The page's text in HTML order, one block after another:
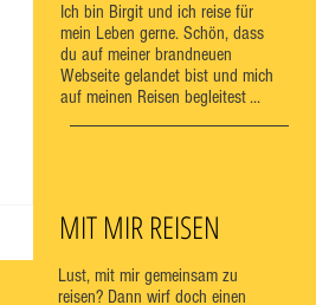
Ich bin Birgit und ich reise für
mein Leben gerne. Schön, dass
du auf meiner brandneuen
Webseite gelandet bist und mich
auf meinen Reisen begleitest ...
MIT MIR REISEN
Lust, mit mir gemeinsam zu
reisen? Dann wirf doch einen